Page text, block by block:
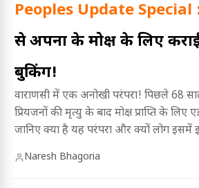
Peoples Update Special
से अपनों के मोक्ष के लिए
बुकिंग!
वाराणसी में एक अनोखी परंपरा! पिछले 68
प्रियजनों की मृत्यु के बाद मोक्ष प्राप्ति के लिए
जानिए क्या है यह परंपरा और क्यों लोग इसमें
Naresh Bhagoria